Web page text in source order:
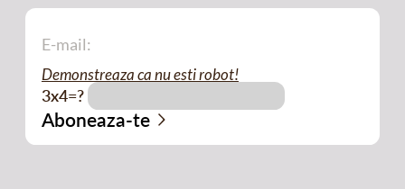
Demonstreaza ca nu esti robot!
3x4=?